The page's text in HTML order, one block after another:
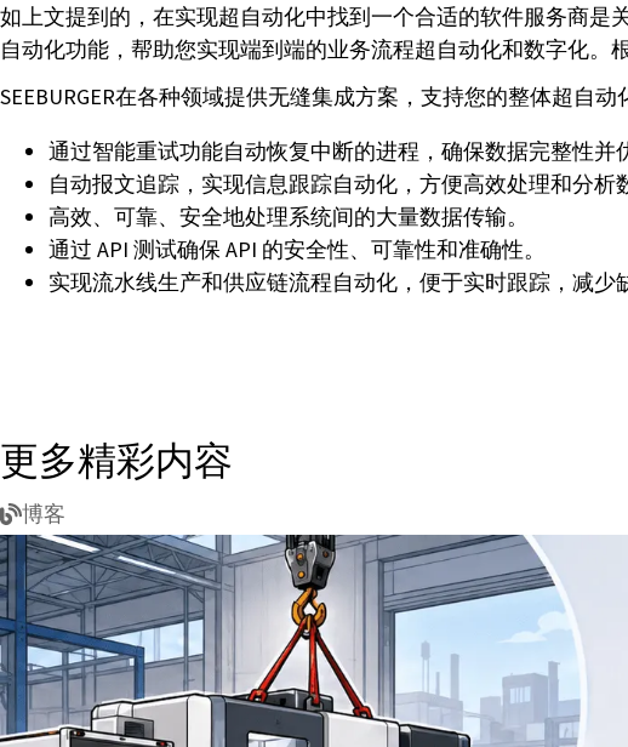
如上文提到的，在实现超自动化中找到一个合适的软件服务商是
自动化功能，帮助您实现端到端的业务流程超自动化和数字化。
SEEBURGER在各种领域提供无缝集成方案，支持您的整体超自
通过智能重试功能自动恢复中断的进程，确保数据完整性并
自动报文追踪，实现信息跟踪自动化，方便高效处理和分
高效、可靠、安全地处理系统间的大量数据传输。
通过 API 测试确保 API 的安全性、可靠性和准确性。
实现流水线生产和供应链流程自动化，便于实时跟踪，减少
更多精彩内容
博客